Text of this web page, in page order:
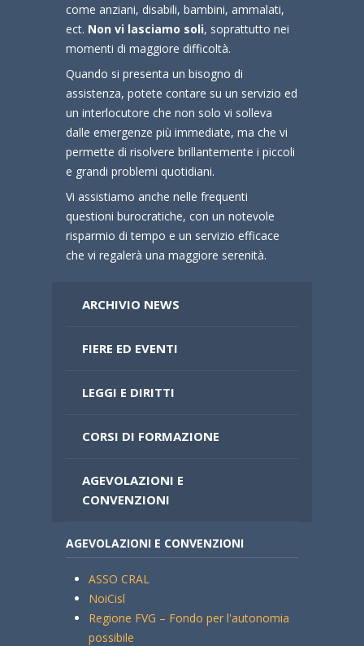
come anziani, disabili, bambini, ammalati,
ect. Non vi lasciamo soli, soprattutto nei
momenti di maggiore difficoltà.
Quando si presenta un bisogno di
assistenza, potete contare su un servizio ed
un interlocutore che non solo vi solleva
dalle emergenze più immediate, ma che vi
permette di risolvere brillantemente i piccoli
e grandi problemi quotidiani.
Vi assistiamo anche nelle frequenti
questioni burocratiche, con un notevole
risparmio di tempo e un servizio efficace
che vi regalerà una maggiore serenità.
ARCHIVIO NEWS
FIERE ED EVENTI
LEGGI E DIRITTI
CORSI DI FORMAZIONE
AGEVOLAZIONI E
CONVENZIONI
AGEVOLAZIONI E CONVENZIONI
ASSO CRAL
NoiCisl
Regione FVG – Fondo per l'autonomia
possibile